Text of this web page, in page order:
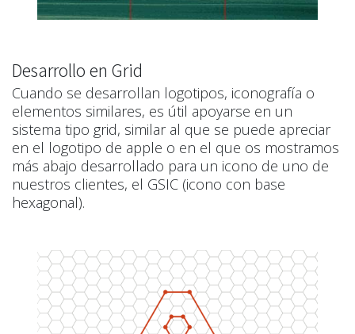
Desarrollo en Grid
Cuando se desarrollan logotipos, iconografía o
elementos similares, es útil apoyarse en un
sistema tipo grid, similar al que se puede apreciar
en el logotipo de apple o en el que os mostramos
más abajo desarrollado para un icono de uno de
nuestros clientes, el GSIC (icono con base
hexagonal).